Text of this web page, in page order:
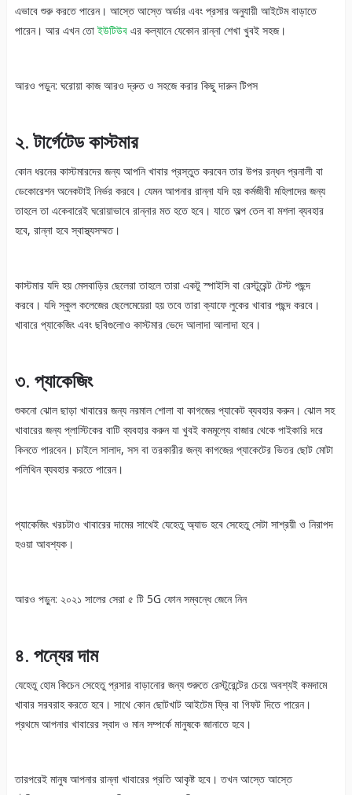
এভাবে শুরু করতে পারেন। আস্তে আস্তে অর্ডার এবং প্রসার অনুযায়ী আইটেম বাড়াতে
পারেন। আর এখন তোইউটিউব এর কল্যানে যেকোন রান্না শেখা খুবই সহজ।
আরও পড়ুন: ঘরোয়া কাজ আরও দ্রুত ও সহজে করার কিছু দারুন টিপস
২. টার্গেটেড কাস্টমার
কোন ধরনের কাস্টমারদের জন্য আপনি খাবার প্রস্তুত করবেন তার উপর রন্ধন প্রনালী বা
ডেকোরেশন অনেকটাই নির্ভর করবে। যেমন আপনার রান্না যদি হয় কর্মজীবী মহিলাদের জন্য
তাহলে তা একেবারেই ঘরোয়াভাবে রান্নার মত হতে হবে। যাতে অল্প তেল বা মশলা ব্যবহার
হবে, রান্না হবে স্বাস্থ্যসম্মত।
কাস্টমার যদি হয় মেসবাড়ির ছেলেরা তাহলে তারা একটু স্পাইসি বা রেস্টুরেন্ট টেস্ট পছন্দ
করবে। যদি স্কুল কলেজের ছেলেমেয়েরা হয় তবে তারা ক্যাফে লুকের খাবার পছন্দ করবে।
খাবারে প্যাকেজিং এবং ছবিগুলোও কাস্টমার ভেদে আলাদা আলাদা হবে।
৩. প্যাকেজিং
শুকনো ঝোল ছাড়া খাবারের জন্য নরমাল শোলা বা কাগজের প্যাকেট ব্যবহার করুন। ঝোল সহ
খাবারের জন্য প্লাস্টিকের বাটি ব্যবহার করুন যা খুবই কমমূল্যে বাজার থেকে পাইকারি দরে
কিনতে পারবেন। চাইলে সালাদ, সস বা তরকারীর জন্য কাগজের প্যাকেটের ভিতর ছোট মোটা
পলিথিন ব্যবহার করতে পারেন।
প্যাকেজিং খরচটাও খাবারের দামের সাথেই যেহেতু অ্যাড হবে সেহেতু সেটা সাশ্রয়ী ও নিরাপদ
হওয়া আবশ্যক।
আরও পড়ুন: ২০২১ সালের সেরা ৫ টি 5G ফোন সম্বন্ধে জেনে নিন
৪. পন্যের দাম
যেহেতু হোম কিচেন সেহেতু প্রসার বাড়ানোর জন্য শুরুতে রেস্টুরেন্টের চেয়ে অবশ্যই কমদামে
খাবার সরবরাহ করতে হবে। সাথে কোন ছোটখাট আইটেম ফ্রি বা গিফট দিতে পারেন।
প্রথমে আপনার খাবারের স্বাদ ও মান সম্পর্কে মানুষকে জানাতে হবে।
তারপরেই মানুষ আপনার রান্না খাবারের প্রতি আকৃষ্ট হবে। তখন আস্তে আস্তে